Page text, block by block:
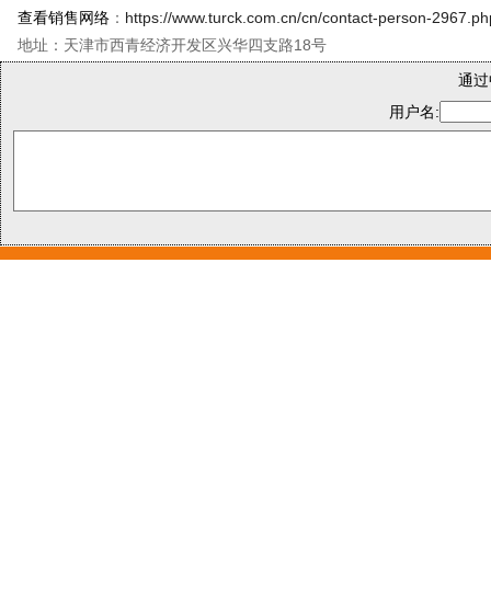
查看销售网络 ： https://www.turck.com.cn/cn/contact-person-
地址：天津市西青经济开发区兴华四支路18号
通
用户名: